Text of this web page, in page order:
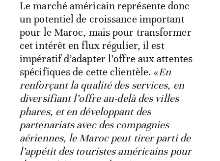
Le marché américain représente donc
un potentiel de croissance important
pour le Maroc, mais pour transformer
cet intérêt en flux régulier, il est
impératif d’adapter l’offre aux attentes
spécifiques de cette clientèle. «En
renforçant la qualité des services, en
diversifiant l’offre au-delà des villes
phares, et en développant des
partenariats avec des compagnies
aériennes, le Maroc peut tirer parti de
l’appétit des touristes américains pour